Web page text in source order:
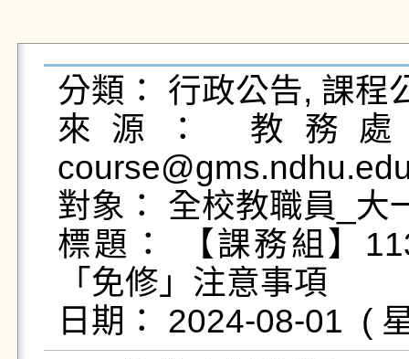
分類： 行政公告, 課程
來源： 教務
對象： 全校教職員_大
標題： 【課務組】
「免修」注意事項